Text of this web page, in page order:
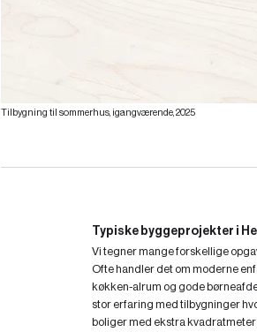
Tilbygning til sommerhus, igangværende, 2025
Typiske byggeprojekter i
Vi tegner mange forskellige
Ofte handler det om moderne
køkken-alrum og gode
stor erfaring med tilbygninger
boliger med ekstra kvadratmeter